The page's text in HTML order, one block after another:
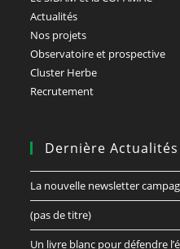
Actualités
Nos projets
Observatoire et prospective
Cluster Herbe
Recrutement
Dernière Actualités
La nouvelle newsletter
(pas de titre)
Un livre blanc pour défendre